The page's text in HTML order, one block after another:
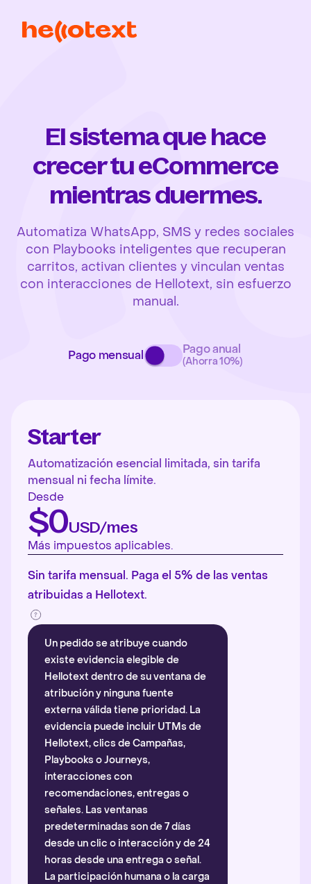
El sistema que hace
crecer tu eCommerce
mientras duermes.
Automatiza WhatsApp, SMS y redes sociales
con Playbooks inteligentes que recuperan
carritos, activan clientes y vinculan ventas
con interacciones de Hellotext, sin esfuerzo
manual.
Pago mensual Pago anual
(Ahorra 10%)
Starter
Automatización esencial limitada, sin tarifa
mensual ni fecha límite.
Desde
$0USD/mes
Más impuestos aplicables.
Sin tarifa mensual. Paga el 5% de las ventas
atribuidas a Hellotext.
Un pedido se atribuye cuando
existe evidencia elegible de
Hellotext dentro de su ventana de
atribución y ninguna fuente
externa válida tiene prioridad. La
evidencia puede incluir UTMs de
Hellotext, clics de Campañas,
Playbooks o Journeys,
interacciones con
recomendaciones, entregas o
señales. Las ventanas
predeterminadas son de 7 días
desde un clic o interacción y de 24
horas desde una entrega o señal.
La participación humana o la carga